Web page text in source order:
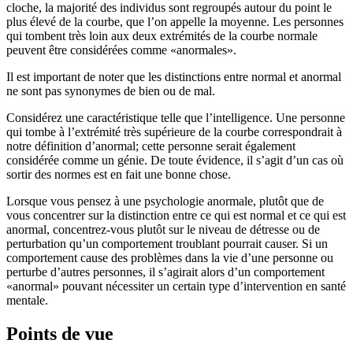
cloche, la majorité des individus sont regroupés autour du point le
plus élevé de la courbe, que l’on appelle la moyenne. Les personnes
qui tombent très loin aux deux extrémités de la courbe normale
peuvent être considérées comme «anormales».
Il est important de noter que les distinctions entre normal et anormal
ne sont pas synonymes de bien ou de mal.
Considérez une caractéristique telle que l’intelligence. Une personne
qui tombe à l’extrémité très supérieure de la courbe correspondrait à
notre définition d’anormal; cette personne serait également
considérée comme un génie. De toute évidence, il s’agit d’un cas où
sortir des normes est en fait une bonne chose.
Lorsque vous pensez à une psychologie anormale, plutôt que de
vous concentrer sur la distinction entre ce qui est normal et ce qui est
anormal, concentrez-vous plutôt sur le niveau de détresse ou de
perturbation qu’un comportement troublant pourrait causer. Si un
comportement cause des problèmes dans la vie d’une personne ou
perturbe d’autres personnes, il s’agirait alors d’un comportement
«anormal» pouvant nécessiter un certain type d’intervention en santé
mentale.
Points de vue